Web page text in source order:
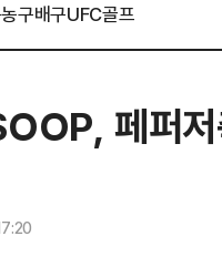
농구배구UFC골프
페퍼